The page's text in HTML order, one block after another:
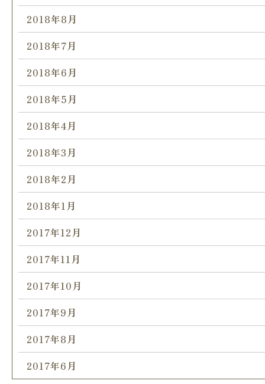
2018年8月
2018年7月
2018年6月
2018年5月
2018年4月
2018年3月
2018年2月
2018年1月
2017年12月
2017年11月
2017年10月
2017年9月
2017年8月
2017年6月